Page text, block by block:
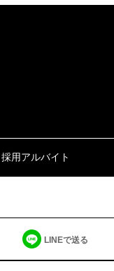
採用アルバイト
LINEで送る